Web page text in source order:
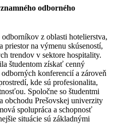
odborného
odborníkov z oblasti hotelierstva,
priestor na výmenu skúseností,
trendov v sektore hospitality.
študentom získať cenný
konferencií a zároveň
kde sú profesionalita,
Spoločne so študentmi
obchodu Prešovskej univerzity
spolupráca a schopnosť
situácie sú základnými